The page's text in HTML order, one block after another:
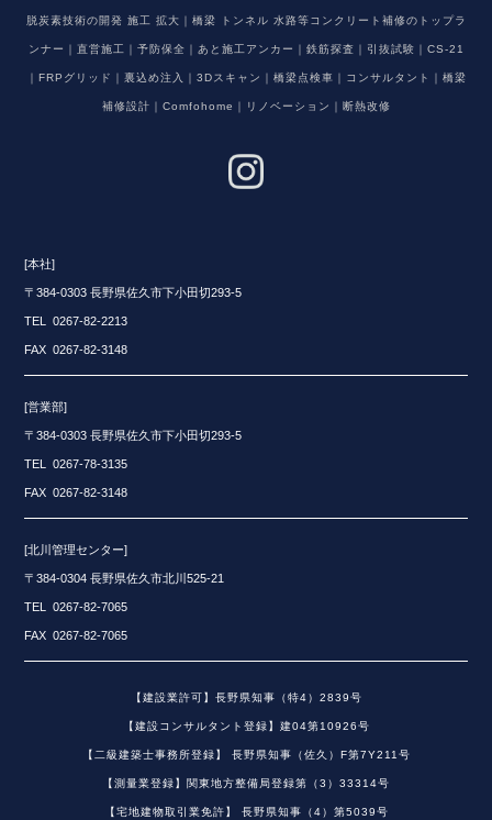
脱炭素技術の開発 施工 拡大｜橋梁 トンネル 水路等コンクリート補修のトップラ
ンナー｜直営施工｜予防保全｜あと施工アンカー｜鉄筋探査｜引抜試験｜CS-21
｜FRPグリッド｜裏込め注入｜3Dスキャン｜橋梁点検車｜コンサルタント｜橋梁
補修設計｜Comfohome｜リノベーション｜断熱改修
[本社]
〒384-0303 長野県佐久市下小田切293-5
TEL 0267-82-2213
FAX 0267-82-3148
[営業部]
〒384-0303 長野県佐久市下小田切293-5
TEL 0267-78-3135
FAX 0267-82-3148
[北川管理センター]
〒384-0304 長野県佐久市北川525-21
TEL 0267-82-7065
FAX 0267-82-7065
【建設業許可】長野県知事（特4）2839号
【建設コンサルタント登録】建04第10926号
【二級建築士事務所登録】 長野県知事（佐久）F第7Y211号
【測量業登録】関東地方整備局登録第（3）33314号
【宅地建物取引業免許】 長野県知事（4）第5039号